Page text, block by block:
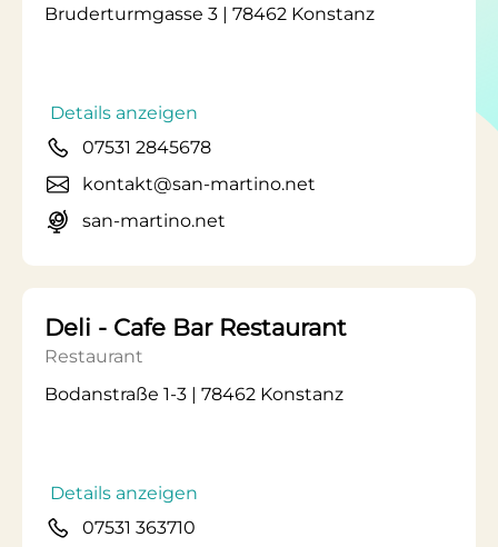
Bruderturmgasse 3 | 78462 Konstanz
Details anzeigen
07531 2845678
kontakt@san-martino.net
san-martino.net
Deli - Cafe Bar Restaurant
Restaurant
Bodanstraße 1-3 | 78462 Konstanz
Details anzeigen
07531 363710